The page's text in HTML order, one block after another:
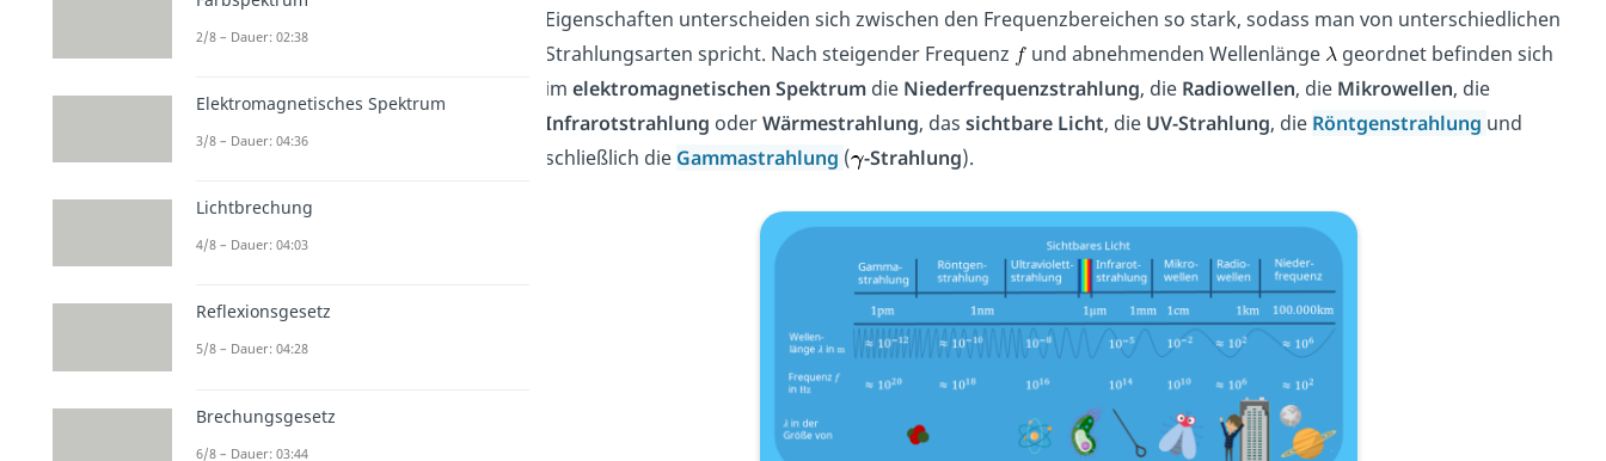
Eigenschaften unterscheiden sich zwischen den Frequenzbereichen so stark, sodass man von unterschiedlichen
Strahlungsarten spricht. Nach steigender Frequenz
und abnehmenden Wellenlänge
geordnet befinden sich
im elektromagnetischen Spektrumdie Niederfrequenzstrahlung, die Radiowellen, die Mikrowellen, die
Infrarotstrahlung oderWärmestrahlung, das sichtbare Licht, die UV-Strahlung, die Röntgenstrahlung und
schließlich die Gammastrahlung ( -Strahlung).
2/8 – Dauer: 02:38
Elektromagnetisches Spektrum
3/8 – Dauer: 04:36
Lichtbrechung
4/8 – Dauer: 04:03
Reflexionsgesetz
5/8 – Dauer: 04:28
Brechungsgesetz
6/8 – Dauer: 03:44